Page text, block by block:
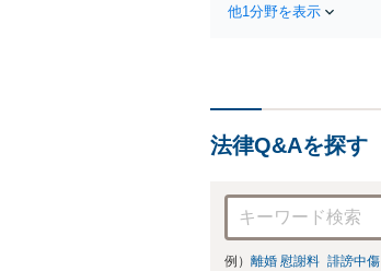
他1分野を表示
法律Q&Aを探す
例） 離婚 慰謝料 誹謗中傷